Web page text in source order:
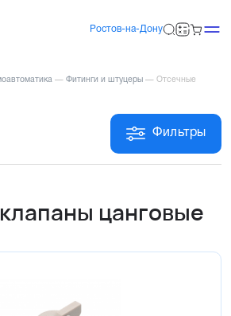
Ростов-на-Дону
— Фитинги и штуцеры — Отсечные
Фильтры
цанговые